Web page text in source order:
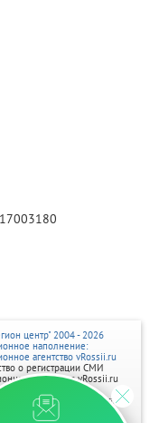
центр" 2004 - 2026
наполнение:
агентство vRossii.ru
о регистрации СМИ
агентства vRossii.ru
04 марта